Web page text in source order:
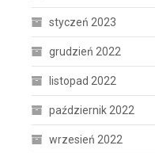
styczeń 2023
grudzień 2022
listopad 2022
październik 2022
wrzesień 2022